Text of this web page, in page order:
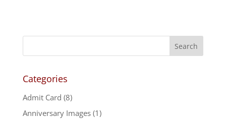
Categories
Admit Card (8)
Anniversary Images(1)